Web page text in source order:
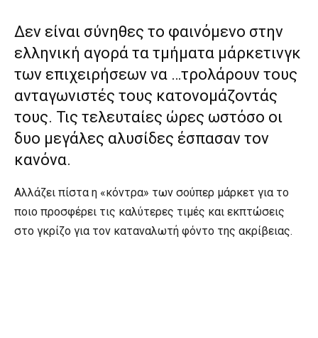
Δεν είναι σύνηθες το φαινόμενο στην
ελληνική αγορά τα τμήματα μάρκετινγκ
των επιχειρήσεων να …τρολάρουν τους
ανταγωνιστές τους κατονομάζοντάς
τους. Τις τελευταίες ώρες ωστόσο οι
δυο μεγάλες αλυσίδες έσπασαν τον
κανόνα.
Αλλάζει πίστα η «κόντρα» των σούπερ μάρκετ για το
ποιο προσφέρει τις καλύτερες τιμές και εκπτώσεις
στο γκρίζο για τον καταναλωτή φόντο της ακρίβειας.